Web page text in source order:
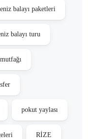
balayı paketleri
balayı turu
pokut yaylası
RİZE